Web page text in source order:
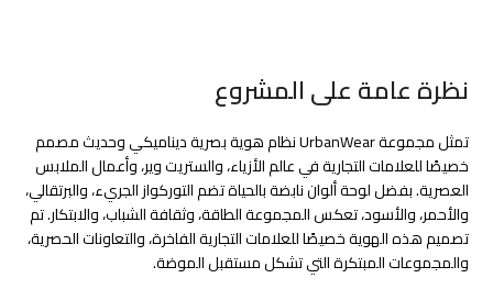
نظرة عامة على المشروع
تمثل مجموعة UrbanWear نظام هوية بصرية ديناميكي وحديث مصمم
خصيصًا للعلامات التجارية في عالم الأزياء، والستريت وير، وأعمال الملابس
العصرية. بفضل لوحة ألوان نابضة بالحياة تضم التوركواز الجريء، والبرتقالي،
والأحمر، والأسود، تعكس المجموعة الطاقة، وثقافة الشباب، والابتكار. تم
تصميم هذه الهوية خصيصًا للعلامات التجارية الفاخرة، والتعاونات الحصرية،
والمجموعات المبتكرة التي تشكل مستقبل الموضة.